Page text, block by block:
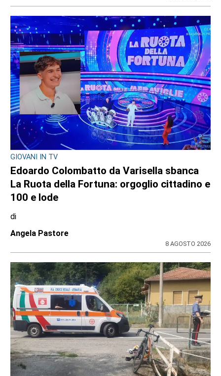
Redazione
9 AGOSTO 2026
ULTIME NOTIZIE
IL NOTO ATTORE
Luca Argentero sostiene Sergio:
“Ridiamogli la libertà” con un montascale
Angela Pastore
9 AGOSTO 2026